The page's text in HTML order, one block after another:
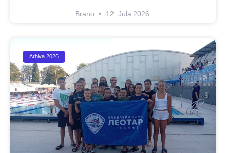
Brano 12. Jula 2026.
Arhiva 2026